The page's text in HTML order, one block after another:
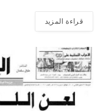
قراءة المزيد